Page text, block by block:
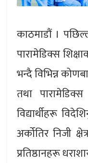
काठमाडौं ।
पारामेडिक्स
भन्दै विभिन्न
तथा
विद्यार्थीहरू
अर्कोतिर निजी
प्रतिष्ठानहरू